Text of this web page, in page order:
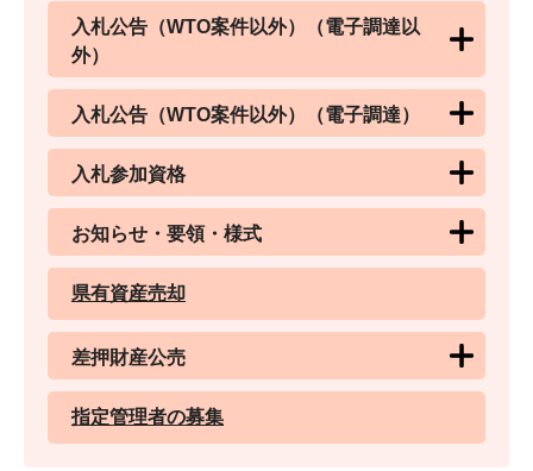
入札公告（WTO案件以外）（電子調達以
外）
入札公告（WTO案件以外）（電子調達）
入札参加資格
お知らせ・要領・様式
県有資産売却
差押財産公売
指定管理者の募集